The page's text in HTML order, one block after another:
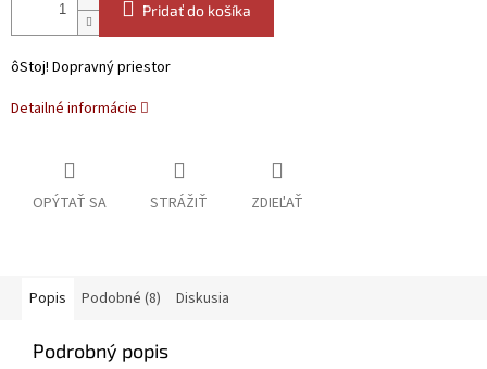
Pridať do košíka
ôStoj! Dopravný priestor
Detailné informácie
OPÝTAŤ SA STRÁŽIŤ ZDIEĽAŤ
Popis Podobné (8) Diskusia
Podrobný popis